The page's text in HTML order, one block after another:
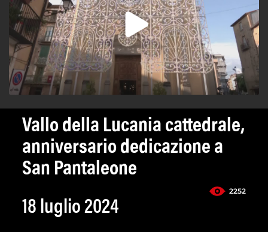
Vallo della Lucania cattedrale,
anniversario dedicazione a
San Pantaleone
2252
18 luglio 2024